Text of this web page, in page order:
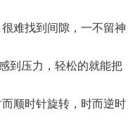
难找到间隙，一不留神
到压力，轻松的就能把
顺时针旋转，时而逆时